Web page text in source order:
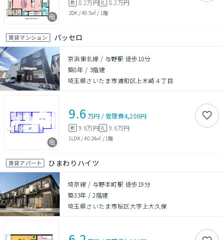
敷 8.2万円礼 8.2万円
2DK /49.5㎡ / 1階
賃貸マンション パッセロ
京浜東北線 / 与野駅 徒歩10分
築8年 / 3階建
埼玉県さいたま市浦和区上木崎４丁目
9.6 万円 /管理費4,200円
敷 9.6万円礼 9.6万円
1LDK/40.24㎡ / 1階
賃貸アパート ひまわりハイツ
埼京線 / 与野本町駅 徒歩19分
築33年 /2階建
埼玉県さいたま市桜区大字上大久保